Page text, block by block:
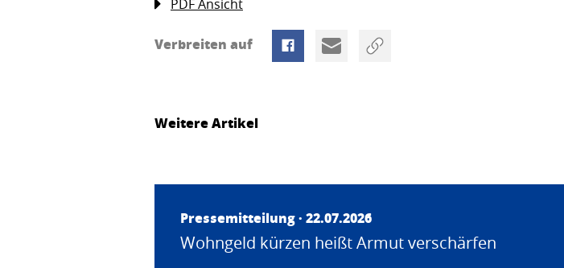
PDF Ansicht
Verbreiten auf
Weitere Artikel
Pressemitteilung · 22.07.2026
Wohngeld kürzen heißt Armut verschärfen